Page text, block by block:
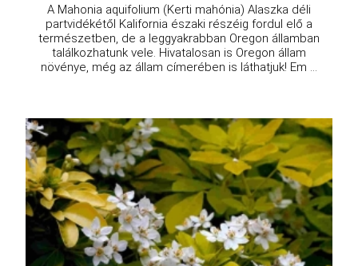
A Mahonia aquifolium (Kerti mahónia) Alaszka déli
partvidékétől Kalifornia északi részéig fordul elő a
természetben, de a leggyakrabban Oregon államban
találkozhatunk vele. Hivatalosan is Oregon állam
növénye, még az állam címerében is láthatjuk! Em ...